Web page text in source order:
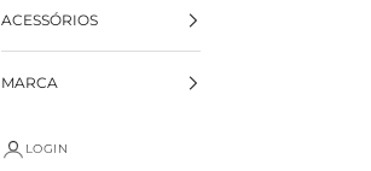
ACESSÓRIOS
MARCA
LOGIN